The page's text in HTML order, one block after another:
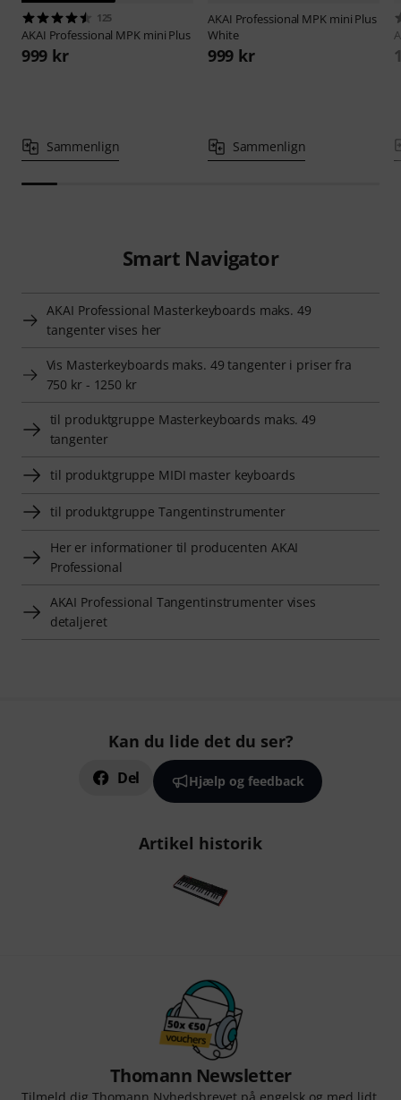
125
AKAI Professional MPK mini Plus
999 kr
Sammenlign
AKAI Professional MPK mini Plus
White
999 kr
Sammenlign
Smart Navigator
AKAI Professional Masterkeyboards maks. 49
tangenter vises her
Vis Masterkeyboards maks. 49 tangenter i priser fra
750 kr - 1250 kr
til produktgruppe Masterkeyboards maks. 49
tangenter
til produktgruppe MIDI master keyboards
til produktgruppe Tangentinstrumenter
Her er informationer til producenten AKAI
Professional
AKAI Professional Tangentinstrumenter vises
detaljeret
Kan du lide det du ser?
Del Hjælp og feedback
Artikel historik
Thomann Newsletter